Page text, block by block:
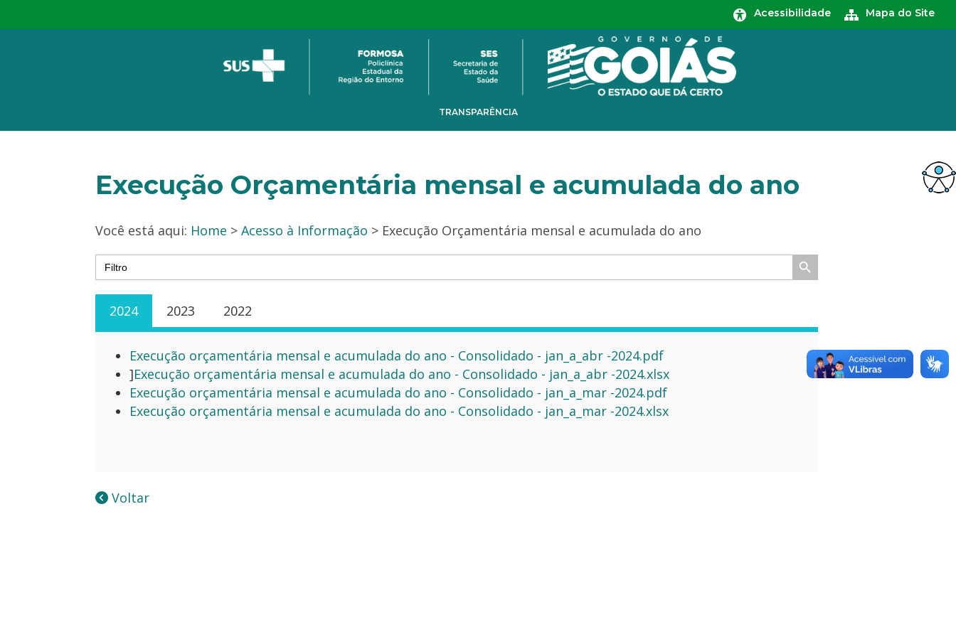
Acessibilidade Mapa do Site
TRANSPARÊNCIA
Execução Orçamentária mensal e acumulada do ano
Você está aqui: Home >Acesso à Informação > Execução Orçamentária mensal e acumulada do ano
Search
for:
Search Button
2024 2023 2022
Execução orçamentária mensal e acumulada do ano - Consolidado - jan_a_abr -2024.pdf
]Execução orçamentária mensal e acumulada do ano - Consolidado - jan_a_abr -2024.xlsx
Execução orçamentária mensal e acumulada do ano - Consolidado - jan_a_mar -2024.pdf
Execução orçamentária mensal e acumulada do ano - Consolidado - jan_a_mar -2024.xlsx
Voltar